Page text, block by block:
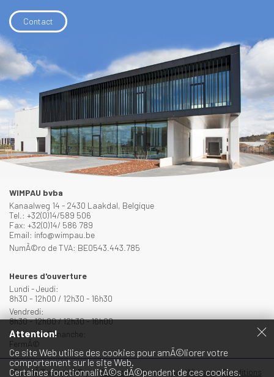
Contact
WIMPAU bvba
Kanaalweg 14 - 2430 Laakdal, Belgique
Tel.: +32(0)14/589 506
Fax: +32(0)14/ 586 789
Email: info@wimpau.be
NumÃ©ro de TVA: BE0543.443.785
Heures d'ouverture
Lundi - Jeudi:
8h30 - 12h00 / 12h30 - 16h30
Vendredi:
8h30 - 12h00 / 12h30 - 16h00
Samedi & Dimanche:
FermÃ©
Site dÃ©veloppÃ© parAnalyz-it•Contenu parWimpau• Conditions
Attention!
Ce site Web utilise des cookies pour amÃ©liorer votre
comportement sur le site Web.
Certaines fonctionnalitÃ©s dÃ©pendent de ces cookies.